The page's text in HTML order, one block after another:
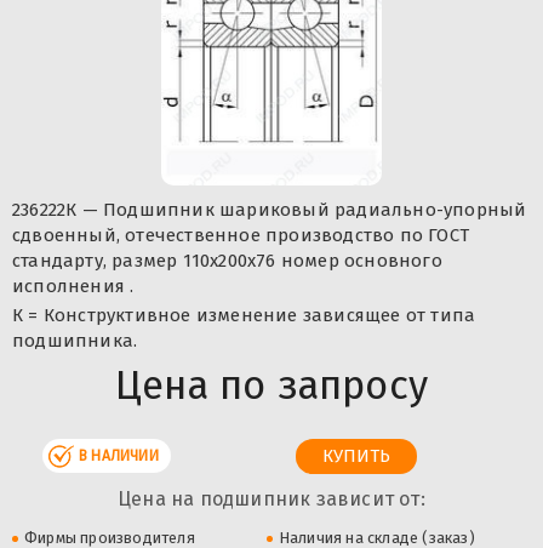
236222К — Подшипник шариковый радиально-упорный
сдвоенный, отечественное производство по ГОСТ
стандарту, размер 110x200x76 номер основного
исполнения .
К = Конструктивное изменение зависящее от типа
подшипника.
Цена по запросу
В НАЛИЧИИ
Цена на подшипник зависит от:
Фирмы производителя
Наличия на складе (заказ)